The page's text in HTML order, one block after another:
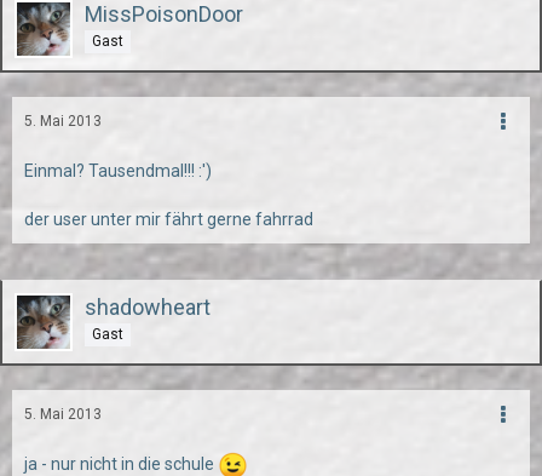
MissPoisonDoor
Gast
5. Mai 2013
Einmal? Tausendmal!!! :')
der user unter mir fährt gerne fahrrad
shadowheart
Gast
5. Mai 2013
ja - nur nicht in die schule